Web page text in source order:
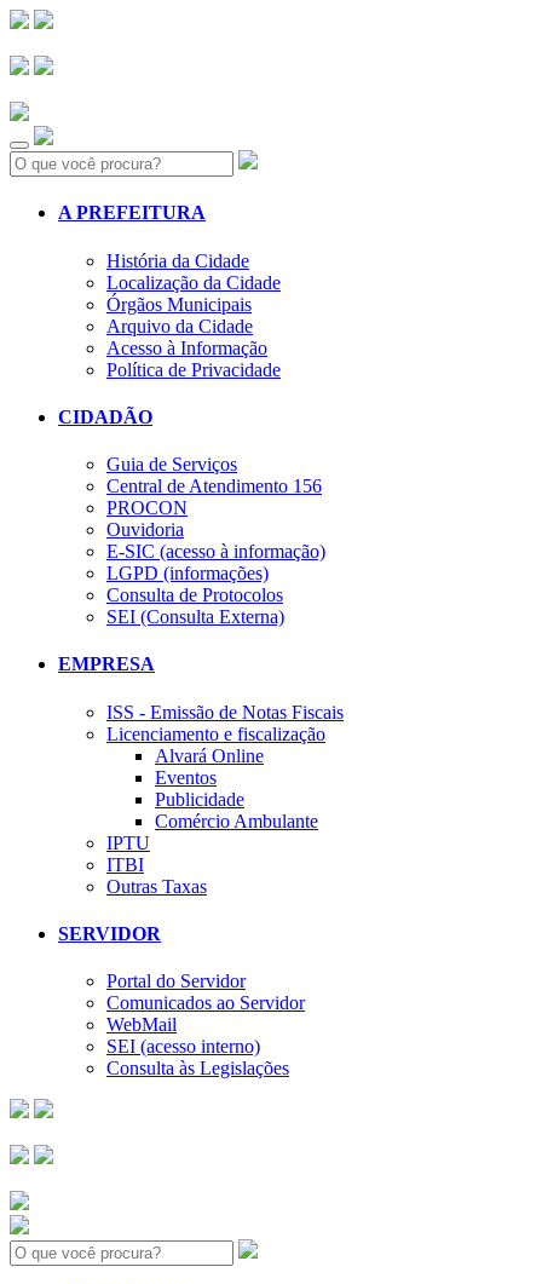
Search:
A PREFEITURA
História da Cidade
Localização da Cidade
Órgãos Municipais
Arquivo da Cidade
Acesso à Informação
Política de Privacidade
CIDADÃO
Guia de Serviços
Central de Atendimento 156
PROCON
Ouvidoria
E-SIC (acesso à informação)
LGPD (informações)
Consulta de Protocolos
SEI (Consulta Externa)
EMPRESA
ISS - Emissão de Notas Fiscais
Licenciamento e fiscalização
Alvará Online
Eventos
Publicidade
Comércio Ambulante
IPTU
ITBI
Outras Taxas
SERVIDOR
Portal do Servidor
Comunicados ao Servidor
WebMail
SEI (acesso interno)
Consulta às Legislações
Search: